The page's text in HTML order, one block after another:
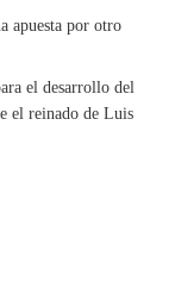
apuesta por otro
el desarrollo del
el reinado de Luis